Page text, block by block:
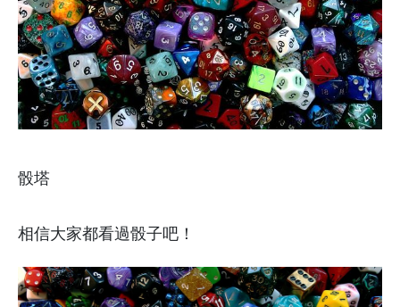
骰塔
相信大家都看過骰子吧！